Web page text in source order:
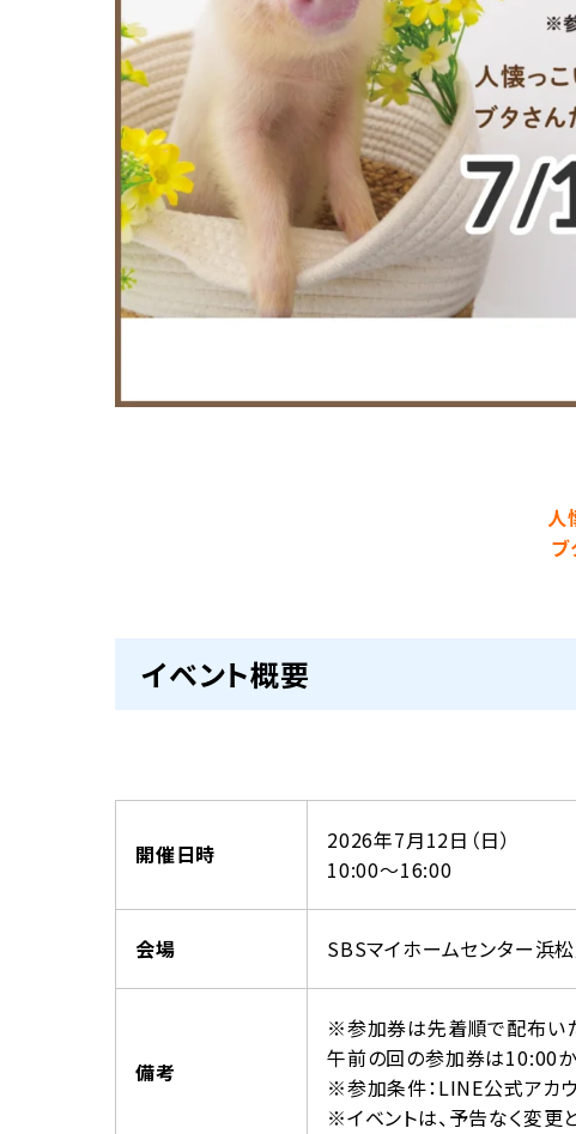
人
ブ
イベント概要
開催日時
2026年7月12日（日）
10:00～16:00
会場 SBSマイホームセンター浜
備考
※参加券は先着順で配布いた
午前の回の参加券は10:00か
※参加条件：LINE公式アカ
※イベントは、予告なく変更